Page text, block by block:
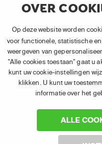
OVER
Op deze website worden
voor functionele, statistische
weergeven van
"Alle cookies toestaan" gaat u
kunt uw cookie-instellingen
klikken. U kunt uw
informatie over het
ALLE
(1) De eerste 30 dagen gratis
van APP
(2) Prijs
(3) Restart & Replayis
van je
2026 Canal+ Luxembourg